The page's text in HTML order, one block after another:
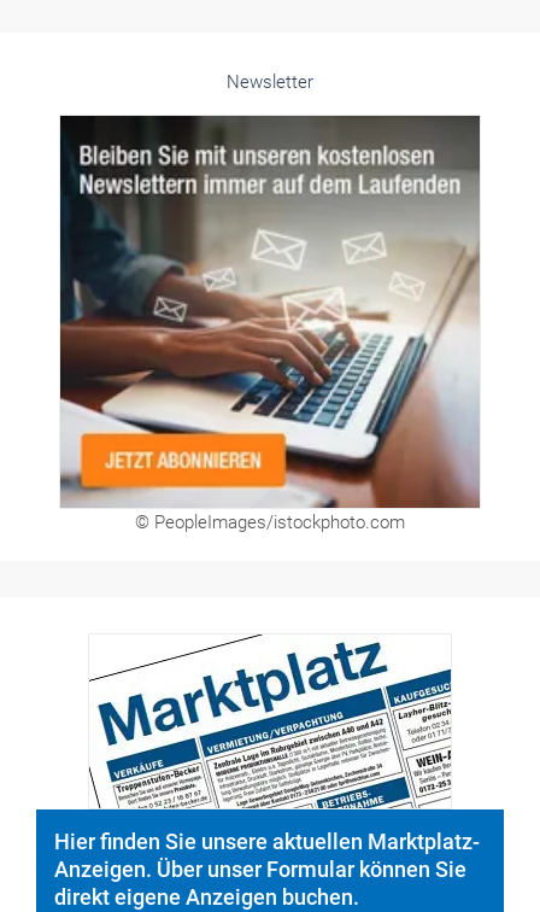
Newsletter
© PeopleImages/istockphoto.com
Hier finden Sie unsere aktuellen Marktplatz-
Anzeigen. Über unser Formular können Sie
direkt eigene Anzeigen buchen.